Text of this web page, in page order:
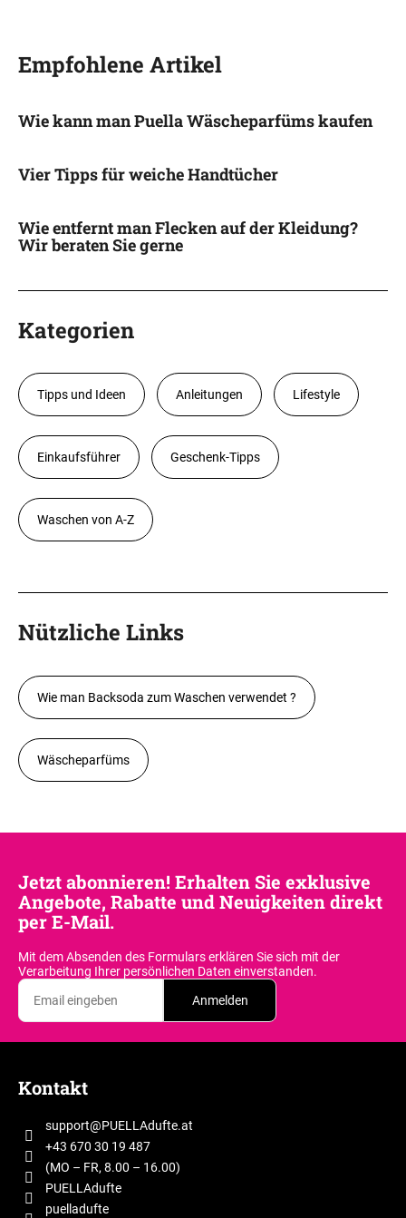
Empfohlene Artikel
Wie kann man Puella Wäscheparfüms kaufen
Vier Tipps für weiche Handtücher
Wie entfernt man Flecken auf der Kleidung?
Wir beraten Sie gerne
Kategorien
Tipps und Ideen Anleitungen Lifestyle
Einkaufsführer Geschenk-Tipps
Waschen von A-Z
Nützliche Links
Wie man Backsoda zum Waschen verwendet ?
Wäscheparfüms
Jetzt abonnieren! Erhalten Sie exklusive
Angebote, Rabatte und Neuigkeiten direkt
per E-Mail.
Mit dem Absenden des Formulars erklären Sie sich mit der
Verarbeitung Ihrer persönlichen Daten einverstanden.
Anmelden
Kontakt
support@PUELLAdufte.at
+43 670 30 19 487
(MO – FR, 8.00 – 16.00)
PUELLAdufte
puelladufte